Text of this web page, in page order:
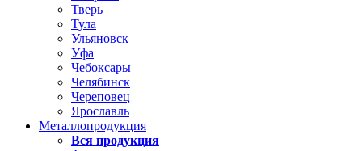
Тверь
Тула
Ульяновск
Уфа
Чебоксары
Челябинск
Череповец
Ярославль
Металлопродукция
Вся продукция